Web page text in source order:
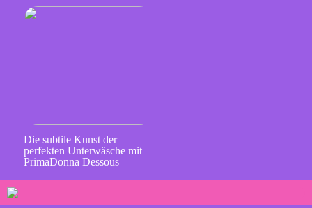
Die subtile Kunst der
perfekten Unterwäsche mit
PrimaDonna Dessous